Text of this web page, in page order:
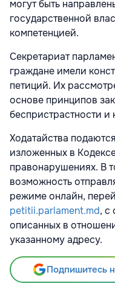
могут быть
государственной
компетенцией.
Секретариат
граждане имели
петиций. Их
основе принципов
беспристрастности
Ходатайства
изложенных в
правонарушениях. В
возможность
режиме онлайн,
petitii.parlament.md, с
описанных в
указанному адресу.
Подпишитесь